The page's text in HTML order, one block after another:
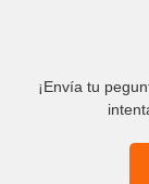
¡Envía tu